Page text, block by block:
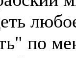
по